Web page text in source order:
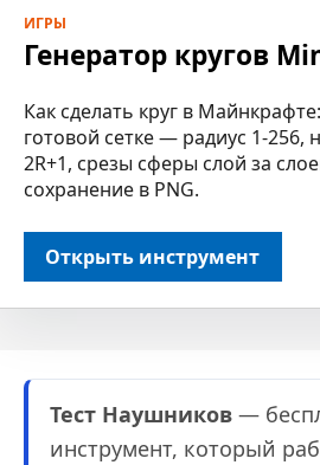
ИГРЫ
Генератор кругов
Как сделать круг в
готовой сетке — радиус 1-256,
2R+1, срезы сферы слой за
сохранение в PNG.
Открыть инструмент
Тест Наушников —
инструмент, который